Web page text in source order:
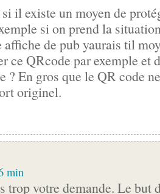
il existe un moyen de
si on prend la
de pub yaurais til
ce QRcode par exemple et
? En gros que le QR code
originel.
min
trop votre demande. Le but